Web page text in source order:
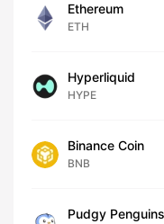
Ethereum
ETH
Hyperliquid
HYPE
Binance Coin
BNB
Pudgy Penguins